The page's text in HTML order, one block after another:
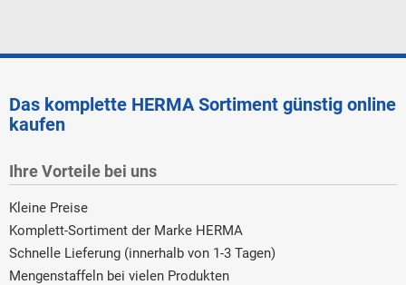
Das komplette HERMA Sortiment günstig online
kaufen
Ihre Vorteile bei uns
Kleine Preise
Komplett-Sortiment der Marke HERMA
Schnelle Lieferung (innerhalb von 1-3 Tagen)
Mengenstaffeln bei vielen Produkten